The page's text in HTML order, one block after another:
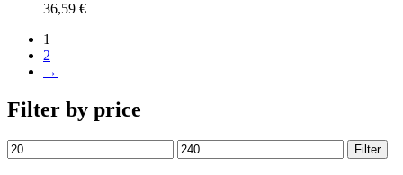
36,59 €
1
2
→
Filter by price
Filter